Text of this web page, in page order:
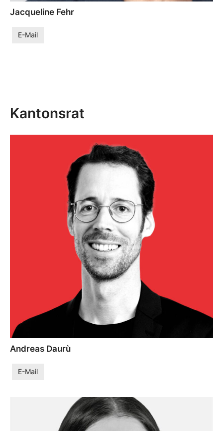
Jacqueline Fehr
E-Mail
Kantonsrat
Andreas Daurù
E-Mail